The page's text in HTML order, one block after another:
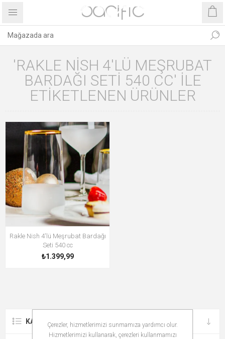
'RAKLE NISH 4'LÜ MEŞRUBAT
BARDAĞI SETI 540 CC' ILE
ETIKETLENEN ÜRÜNLER
Rakle Nish 4'lü Meşrubat Bardağı
Seti 540 cc
₺1.399,99
KATEGORILER
Çerezler, hizmetlerimizi sunmamıza yardımcı olur.
Hizmetlerimizi kullanarak, çerezleri kullanmamızı